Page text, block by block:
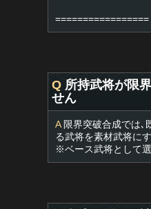
=================
Q 所持武将が限
せん
A限界突破合成では､
る武将を素材武将に
※ベース武将として